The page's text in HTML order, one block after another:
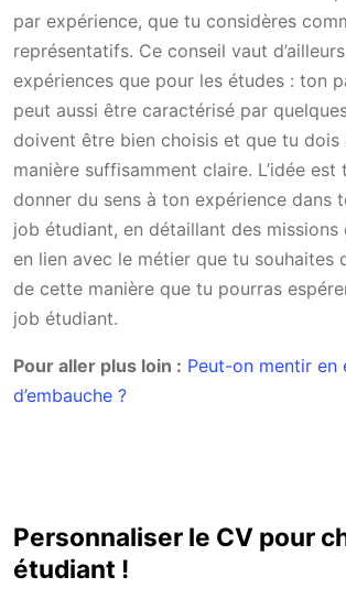
par expérience, que tu considères
représentatifs. Ce conseil vaut
expériences que pour les études : ton
peut aussi être caractérisé par
doivent être bien choisis et que tu dois
manière suffisamment claire. L’idée est
donner du sens à ton expérience dans
job étudiant, en détaillant des missions
en lien avec le métier que tu souhaites
de cette manière que tu pourras
job étudiant.
Pour aller plus loin : Peut-on mentir en
d’embauche ?
Personnaliser le CV pour
étudiant !